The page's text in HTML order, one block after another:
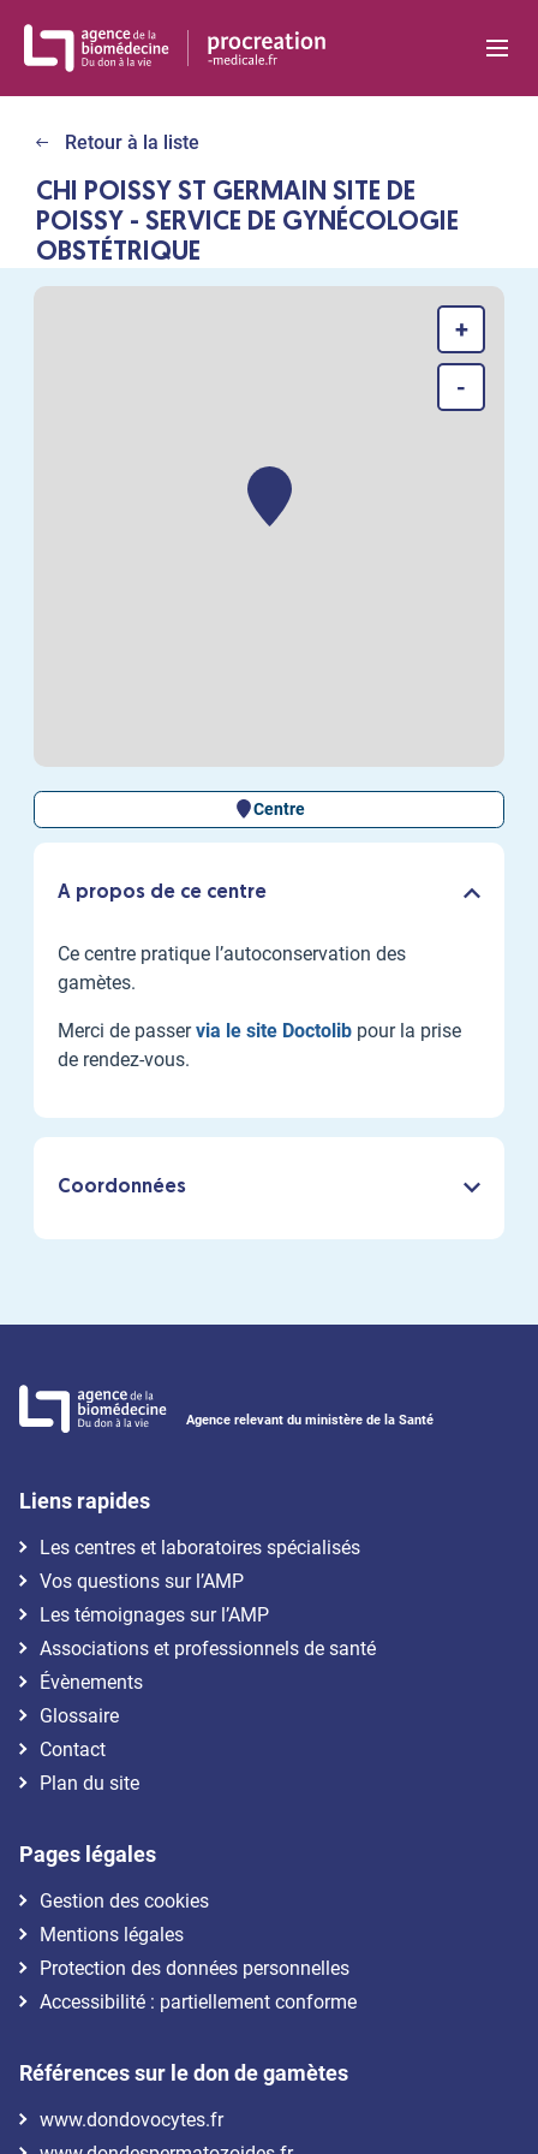
Retour à la liste
CHI POISSY ST GERMAIN SITE DE
POISSY - SERVICE DE GYNÉCOLOGIE
OBSTÉTRIQUE
+
-
Centre
A propos de ce centre
Ce centre pratique l’autoconservation des
gamètes.
Merci de passervia le site Doctolib pour la prise
de rendez-vous.
Coordonnées
Agence relevant du ministère de la Santé
Liens rapides
Les centres et laboratoires spécialisés
Vos questions sur l’AMP
Les témoignages sur l’AMP
Associations et professionnels de santé
Évènements
Glossaire
Contact
Plan du site
Pages légales
Gestion des cookies
Mentions légales
Protection des données personnelles
Accessibilité : partiellement conforme
Références sur le don de gamètes
www.dondovocytes.fr